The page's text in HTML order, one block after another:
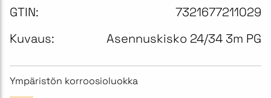
GTIN:
7321677211029
Kuvaus:
Asennuskisko 24/34 3m PG
Ympäristön korroosioluokka